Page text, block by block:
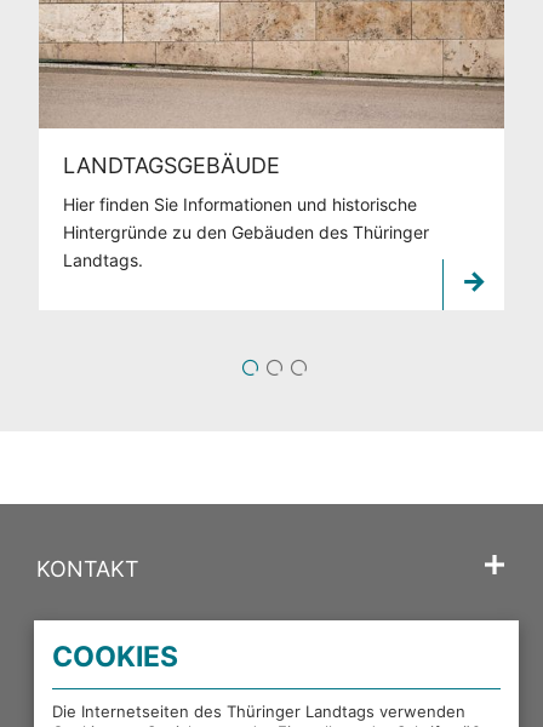
LANDTAGSGEBÄUDE
Hier finden Sie Informationen und historische
Hintergründe zu den Gebäuden des Thüringer
Landtags.
1 2
KONTAKT
PORTALE DES THÜRINGER LANDTAGS
COOKIES
Die Internetseiten des Thüringer Landtags verwenden